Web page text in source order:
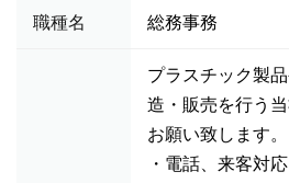
職種名 総務事務
プラスチック製
造・販売を行う
お願い致します。
・電話、来客対応